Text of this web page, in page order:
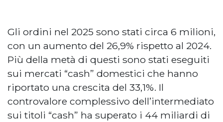
Gli ordini nel 2025 sono stati circa 6 milioni,
con un aumento del 26,9% rispetto al 2024.
Più della metà di questi sono stati eseguiti
sui mercati “cash” domestici che hanno
riportato una crescita del 33,1%. Il
controvalore complessivo dell’intermediato
sui titoli “cash” ha superato i 44 miliardi di